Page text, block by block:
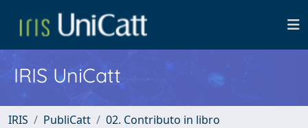
IRIS UniCatt
IRIS PubliCatt
02. Contributo in libro